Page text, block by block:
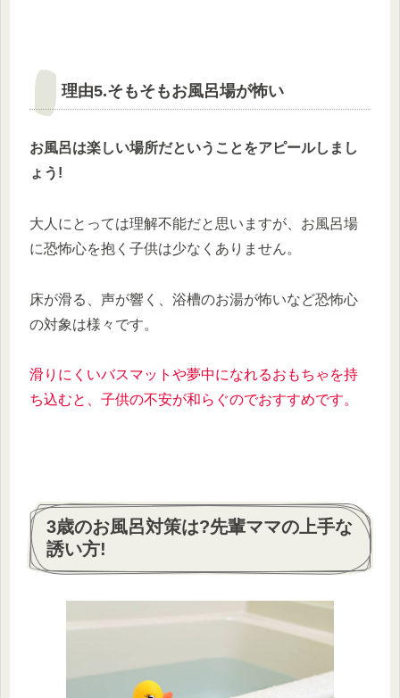
理由5.そもそもお風呂場が怖い
お風呂は楽しい場所だということをアピールしまし
ょう!
大人にとっては理解不能だと思いますが、お風呂場
に恐怖心を抱く子供は少なくありません。
床が滑る、声が響く、浴槽のお湯が怖いなど恐怖心
の対象は様々です。
滑りにくいバスマットや夢中になれるおもちゃを持
ち込むと 、 子供の不安が和らぐのでおすすめです。
3歳のお風呂対策は?先輩ママの上手な
誘い方!